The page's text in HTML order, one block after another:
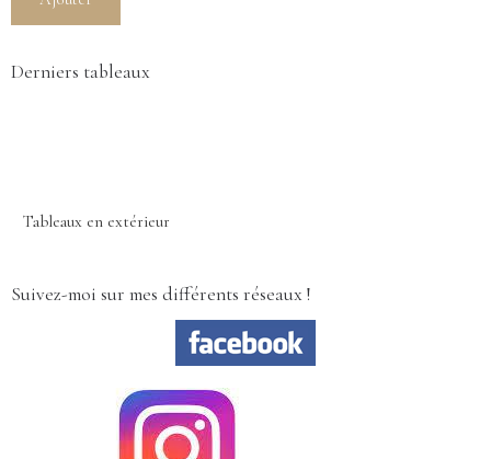
Derniers tableaux
Tableaux en extérieur
Suivez-moi sur mes différents réseaux !